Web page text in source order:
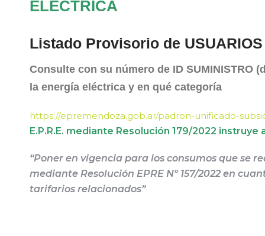
ELÉCTRICA
Listado Provisorio de
Consulte con su número de ID SUMINISTRO
la energía eléctrica y en qué categoría
https://epremendoza.gob.ar/padron-unificado-
E.P.R.E. mediante Resolución 179/2022 instruye
“Poner en vigencia para los consumos que se
mediante Resolución EPRE Nº 157/2022 en
tarifarios relacionados”